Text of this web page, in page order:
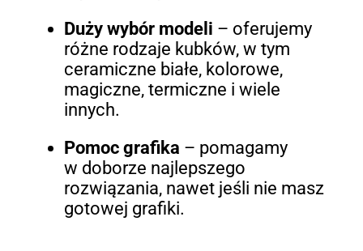
Duży wybór modeli – oferujemy
różne rodzaje kubków, w tym
ceramiczne białe, kolorowe,
magiczne, termiczne i wiele
innych.
Pomoc grafika – pomagamy
w doborze najlepszego
rozwiązania, nawet jeśli nie masz
gotowej grafiki.